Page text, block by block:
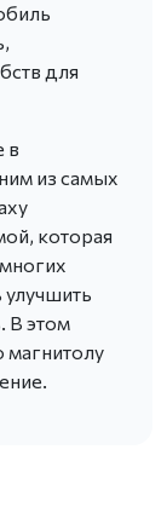
для
в
из самых
которая
улучшить
В этом
магнитолу